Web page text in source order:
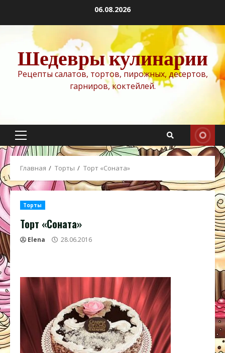
содержимому
06.08.2026
Шедевры кулинарии
Рецепты салатов, тортов, пирожных, десертов,
гарниров, коктейлей.
Основное
меню
Главная Торты Торт «Соната»
Торты
Торт «Соната»
Elena 28.06.2016